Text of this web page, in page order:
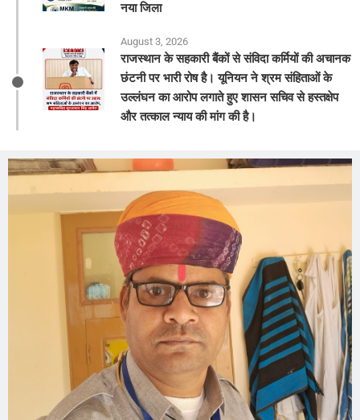
नया जिला
August 3, 2026
राजस्थान के सहकारी बैंकों से संविदा कर्मियों की अचानक
छंटनी पर भारी रोष है। यूनियन ने श्रम संहिताओं के
उल्लंघन का आरोप लगाते हुए शासन सचिव से हस्तक्षेप
और तत्काल न्याय की मांग की है।